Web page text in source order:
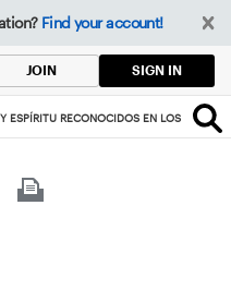
Find your account!
JOIN SIGN IN
ESPÍRITU RECONOCIDOS EN LOS